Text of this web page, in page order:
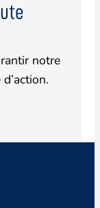
notre